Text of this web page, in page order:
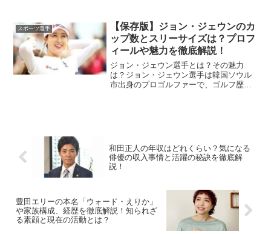
たことです。この番組を通じて競馬ファ
ンからも親しまれ、明...
スポーツ選手
【保存版】ジョン・ジェウンのカ
ップ数とスリーサイズは？プロフ
ィールや魅力を徹底解説！
ジョン・ジェウン選手とは？その魅力
は？ジョン・ジェウン選手は韓国ソウル
市出身のプロゴルファーで、ゴルフ歴は
和田正人の年収はどれくらい？気になる
俳優の収入事情と活躍の秘訣を徹底解
説！
豊田エリーの本名「ウォード・えりか」
や家族構成、経歴を徹底解説！知られざ
る素顔と現在の活動とは？